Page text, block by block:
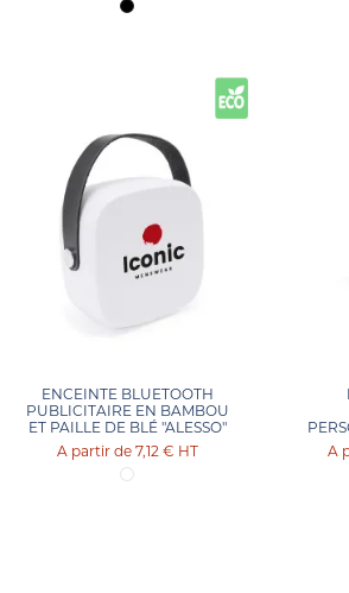
ENCEINTE BLUETOOTH
PUBLICITAIRE EN BAMBOU
ET PAILLE DE BLÉ "ALESSO"
7,12 € HT